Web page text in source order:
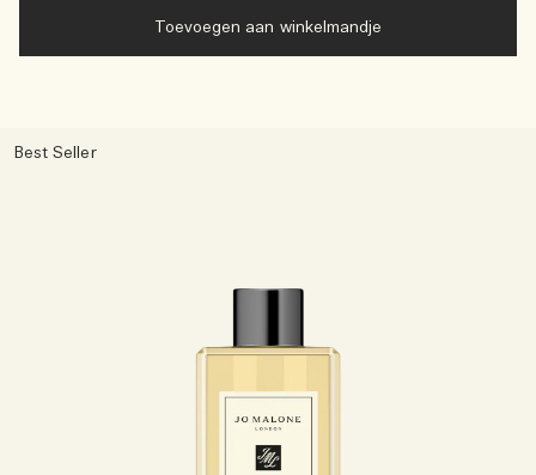
Toevoegen aan winkelmandje
Best Seller